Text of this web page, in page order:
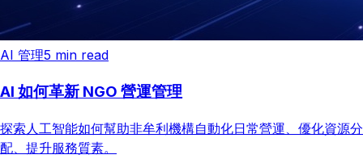
AI 管理5 min read
AI 如何革新 NGO 營運管理
探索人工智能如何幫助非牟利機構自動化日常營運、優化資源分
配、提升服務質素。